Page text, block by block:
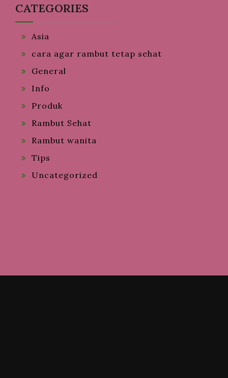
CATEGORIES
Asia
cara agar rambut tetap sehat
General
Info
Produk
Rambut Sehat
Rambut wanita
Tips
Uncategorized